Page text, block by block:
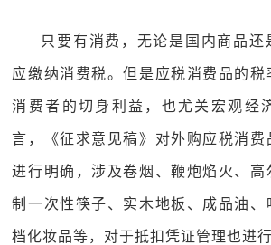
只要有消费，无论是国内商品还
应缴纳消费税。但是应税消费品的税
消费者的切身利益，也尤关宏观经
言，《征求意见稿》对外购应税消费
进行明确，涉及卷烟、鞭炮焰火、高
制一次性筷子、实木地板、成品油、
档化妆品等，对于抵扣凭证管理也进行